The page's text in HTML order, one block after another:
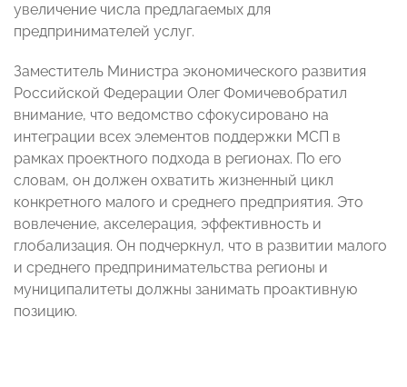
увеличение числа предлагаемых для
предпринимателей услуг.
Заместитель Министра экономического развития
Российской Федерации Олег Фомичевобратил
внимание, что ведомство сфокусировано на
интеграции всех элементов поддержки МСП в
рамках проектного подхода в регионах. По его
словам, он должен охватить жизненный цикл
конкретного малого и среднего предприятия. Это
вовлечение, акселерация, эффективность и
глобализация. Он подчеркнул, что в развитии малого
и среднего предпринимательства регионы и
муниципалитеты должны занимать проактивную
позицию.